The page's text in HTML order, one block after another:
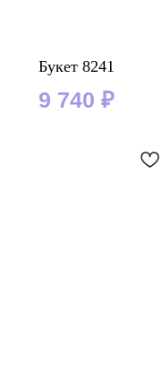
Букет 8241
9 740 ₽